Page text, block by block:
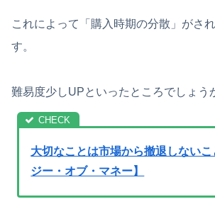
これによって「購入時期の分散」がさ
す。
難易度少しUPといったところでしょう
大切なことは市場から撤退しないこ
ジー・オブ・マネー】